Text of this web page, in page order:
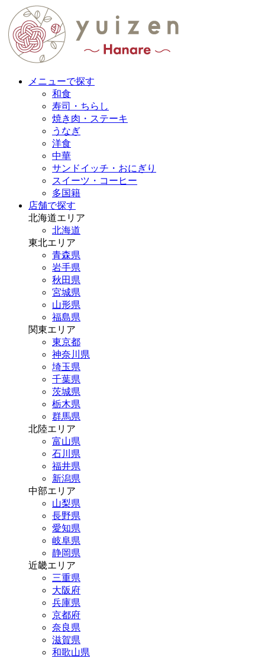
メニューで探す
和食
寿司・ちらし
焼き肉・ステーキ
うなぎ
洋食
中華
サンドイッチ・おにぎり
スイーツ・コーヒー
多国籍
店舗で探す
北海道エリア
北海道
東北エリア
青森県
岩手県
秋田県
宮城県
山形県
福島県
関東エリア
東京都
神奈川県
埼玉県
千葉県
茨城県
栃木県
群馬県
北陸エリア
富山県
石川県
福井県
新潟県
中部エリア
山梨県
長野県
愛知県
岐阜県
静岡県
近畿エリア
三重県
大阪府
兵庫県
京都府
奈良県
滋賀県
和歌山県